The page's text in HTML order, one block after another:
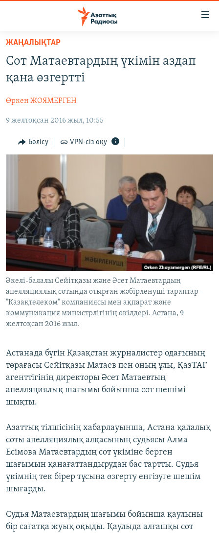
Skip
main
content
to
Navigation
ҚАҢТАР ОҚИҒАСЫ
АДАМ ҚҰҚЫҚТАРЫ
ӘЛЕУМЕТ
АРНАЙЫ ЖОБАЛАР
Русский
ЖАЗЫЛЫҢЫЗ
Басқа тілдерде
ЖАҢАЛЫҚТАР
Сот Матаевтардың үкімін аздап
қана өзгертті
Өркен ЖОЯМЕРГЕН
9 желтоқсан 2016 жыл, 10:55
Бөлісу VPN-сіз оқу
Әкелі-балалы Сейітқазы және Әсет Матаевтардың
апелляциялық сотында отырған жәбірленуші тараптар -
"Қазақтелеком" компаниясы мен ақпарат және
коммуникация министрлігінің өкілдері. Астана, 9
желтоқсан 2016 жыл.
Астанада бүгін Қазақстан журналистер одағының
төрағасы Сейітқазы Матаев пен оның ұлы, ҚазТАГ
агенттігінің директоры Әсет Матаевтың
апелляциялық шағымы бойынша сот шешімі
шықты.
Азаттық тілшісінің хабарлауынша, Астана қалалық
соты апелляциялық алқасының судьясы Алма
Есімова Матаевтардың сот үкіміне берген
шағымын қанағаттандырудан бас тартты. Судья
үкімнің тек бірер тұсына өзгерту енгізуге шешім
шығарды.
Судья Матаевтардың шағымы бойынша қаулыны
бір сағатқа жуық оқыды. Қаулыда алғашқы сот